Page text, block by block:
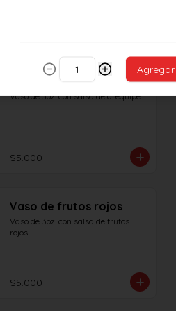
Vaso de arequipe
Vaso de 3oz. con salsa de arequipe.
$5.000
Vaso de frutos rojos
Vaso de 3oz. con salsa de frutos
rojos.
$5.000
Agregar